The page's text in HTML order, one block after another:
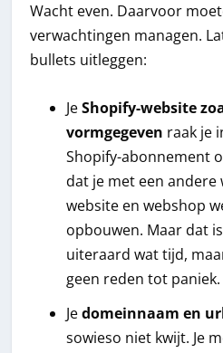
Wacht even. Daarvoor
verwachtingen managen.
bullets uitleggen:
JeShopify-website
vormgegeven raak je
Shopify-abonnement
dat je met een
website en webshop
opbouwen. Maar dat
uiteraard wat tijd,
geen reden tot
Jedomeinnaam en
sowieso niet kwijt. Je